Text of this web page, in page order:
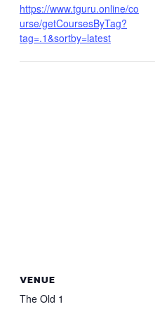
https://www.tguru.online/co
urse/getCoursesByTag?
tag=.1&sortby=latest
VENUE
The Old 1